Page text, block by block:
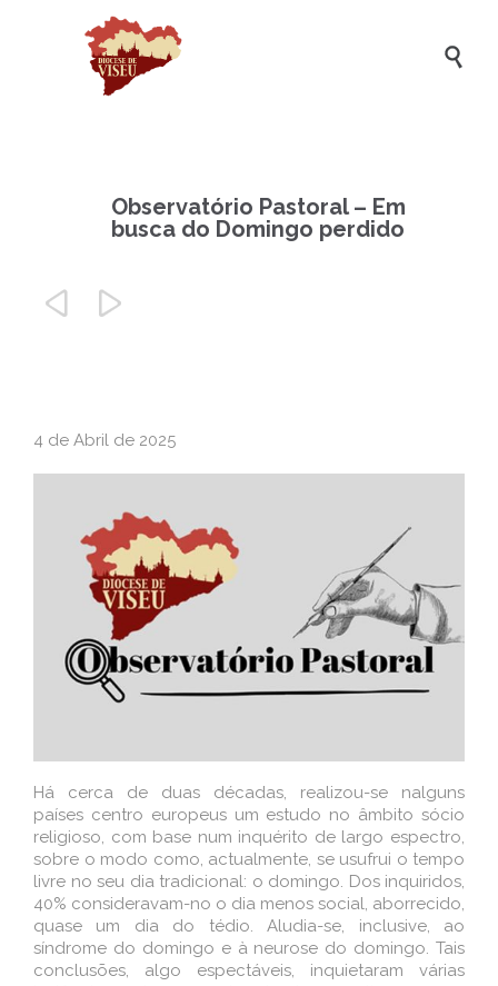

Observatório Pastoral – Em
busca do Domingo perdido
 
4 de Abril de 2025
Há cerca de duas décadas, realizou-se nalguns
países centro europeus um estudo no âmbito sócio
religioso, com base num inquérito de largo espectro,
sobre o modo como, actualmente, se usufrui o tempo
livre no seu dia tradicional: o domingo. Dos inquiridos,
40% consideravam-no o dia menos social, aborrecido,
quase um dia do tédio. Aludia-se, inclusive, ao
síndrome do domingo e à neurose do domingo. Tais
conclusões, algo espectáveis, inquietaram várias